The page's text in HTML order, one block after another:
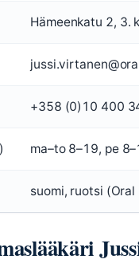
Hämeenkatu 2, 3.
+358 (0)10 400
ma–to 8–19, pe
suomi, ruotsi